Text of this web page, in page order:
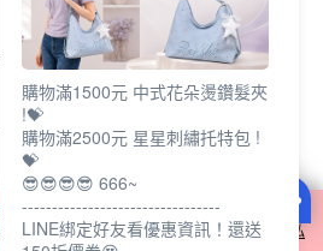
一個好評吧
本網站使用 cookie 方式之詳情，及若您不希
更電腦的 cookie 設定，請參閱本網站「
隱私
購物滿1500元 中式花朵燙鑽髮夾
!💝
購物滿2500元 星星刺繡托特包 !
💝
😎😎😎😎 666~
---------------------------------
LINE綁定好友看優惠資訊！還送